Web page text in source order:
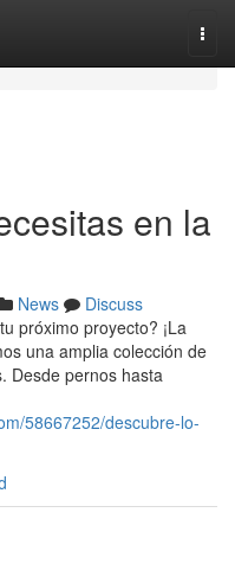
en la
News
Discuss
próximo proyecto? ¡La
una amplia colección de
Desde pernos hasta
58667252/descubre-lo-